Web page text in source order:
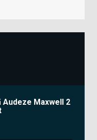
Maxwell 2